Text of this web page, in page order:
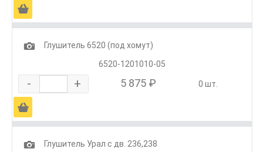
Ä
1
Глушитель 6520 (под хомут)
6520-1201010-05
- + 5 875 ₽ 0 шт.
Ä
1
Глушитель Урал с дв. 236,238